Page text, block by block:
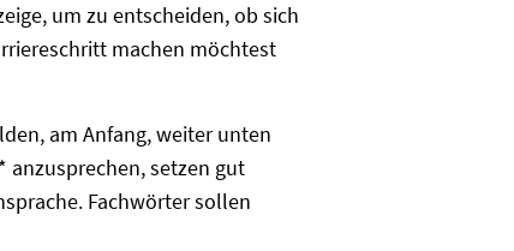
um zu entscheiden, ob sich
machen möchtest
am Anfang, weiter unten
anzusprechen, setzen gut
Fachwörter sollen